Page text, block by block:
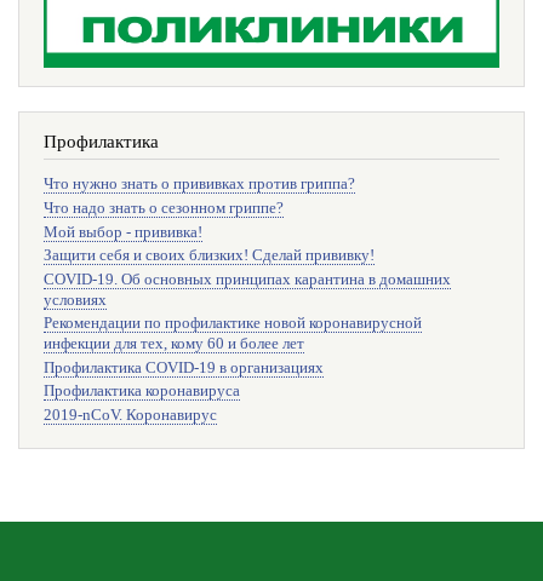
Профилактика
Что нужно знать о прививках против гриппа?
Что надо знать о сезонном гриппе?
Мой выбор - прививка!
Защити себя и своих близких! Сделай прививку!
COVID-19. Об основных принципах карантина в домашних
условиях
Рекомендации по профилактике новой коронавирусной
инфекции для тех, кому 60 и более лет
Профилактика COVID-19 в организациях
Профилактика коронавируса
2019-nCoV. Коронавирус